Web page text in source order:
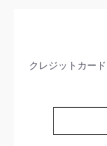
クレジットカー